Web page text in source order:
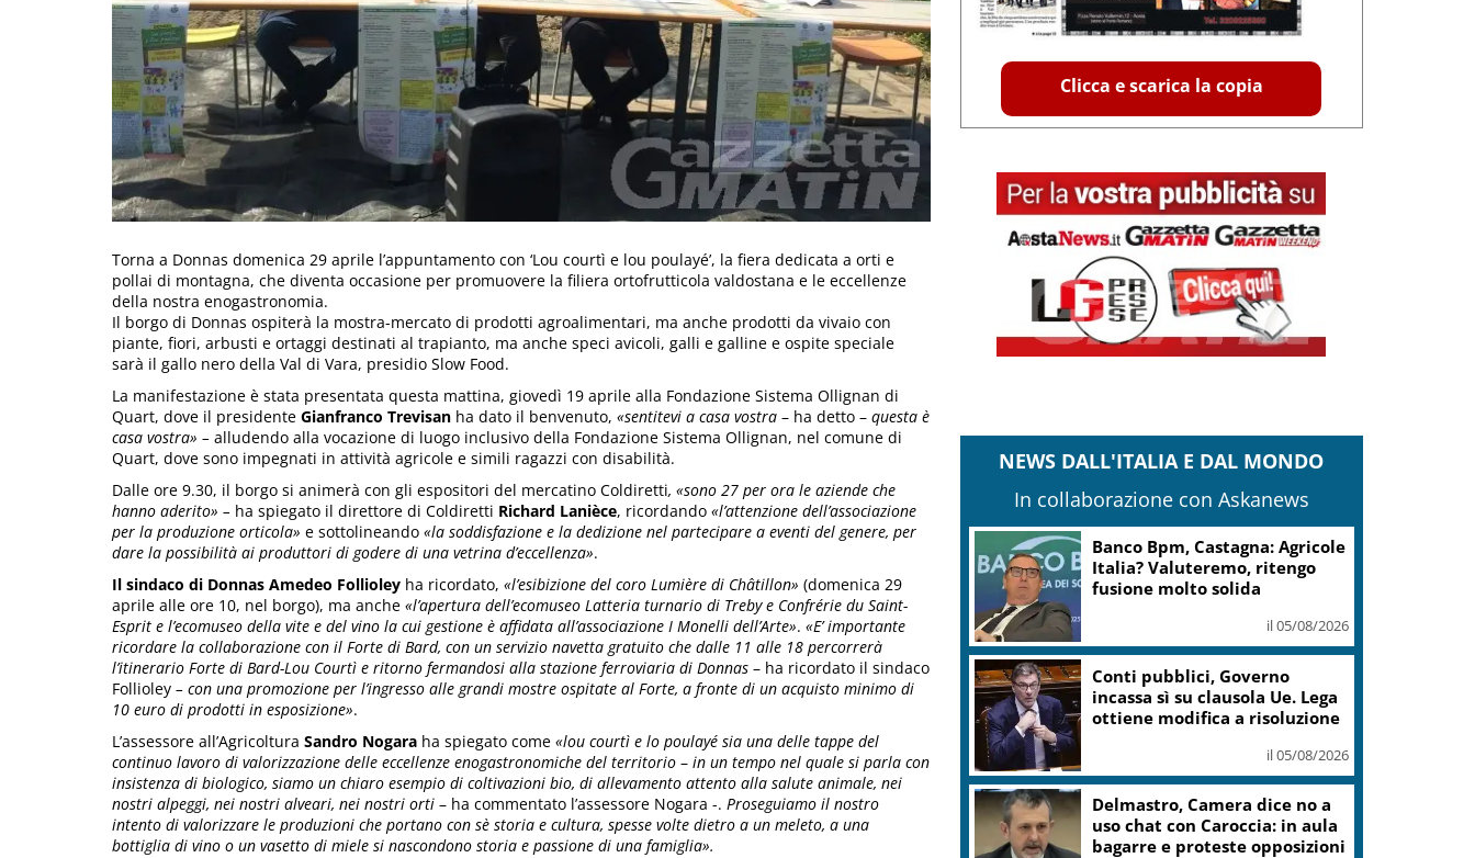
Torna a Donnas domenica 29 aprile l’appuntamento con ‘Lou courtì e lou poulayé’, la fiera dedicata a orti e
pollai di montagna, che diventa occasione per promuovere la filiera ortofrutticola valdostana e le eccellenze
della nostra enogastronomia.
Il borgo di Donnas ospiterà la mostra-mercato di prodotti agroalimentari, ma anche prodotti da vivaio con
piante, fiori, arbusti e ortaggi destinati al trapianto, ma anche speci avicoli, galli e galline e ospite speciale
sarà il gallo nero della Val di Vara, presidio Slow Food.
La manifestazione è stata presentata questa mattina, giovedì 19 aprile alla Fondazione Sistema Ollignan di
Quart, dove il presidente Gianfranco Trevisan ha dato il benvenuto, «sentitevi a casa vostra – ha detto – questa è
casa vostra» – alludendo alla vocazione di luogo inclusivo della Fondazione Sistema Ollignan, nel comune di
Quart, dove sono impegnati in attività agricole e simili ragazzi con disabilità.
Dalle ore 9.30, il borgo si animerà con gli espositori del mercatino Coldiretti, «sono 27 per ora le aziende che
hanno aderito» – ha spiegato il direttore di Coldiretti Richard Lanièce, ricordando «l’attenzione dell’associazione
per la produzione orticola» e sottolineando «la soddisfazione e la dedizione nel partecipare a eventi del genere, per
dare la possibilità ai produttori di godere di una vetrina d’eccellenza».
Il sindaco di Donnas Amedeo Follioley ha ricordato, «l’esibizione del coro Lumière di Châtillon» (domenica 29
aprile alle ore 10, nel borgo), ma anche «l’apertura dell’ecomuseo Latteria turnario di Treby e Confrérie du Saint-
Esprit e l’ecomuseo della vite e del vino la cui gestione è affidata all’associazione I Monelli dell’Arte». «E’ importante
ricordare la collaborazione con il Forte di Bard, con un servizio navetta gratuito che dalle 11 alle 18 percorrerà
l’itinerario Forte di Bard-Lou Courtì e ritorno fermandosi alla stazione ferroviaria di Donnas – ha ricordato il sindaco
Follioley – con una promozione per l’ingresso alle grandi mostre ospitate al Forte, a fronte di un acquisto minimo di
10 euro di prodotti in esposizione».
L’assessore all’Agricoltura Sandro Nogara ha spiegato come «lou courtì e lo poulayé sia una delle tappe del
continuo lavoro di valorizzazione delle eccellenze enogastronomiche del territorio – in un tempo nel quale si parla con
insistenza di biologico, siamo un chiaro esempio di coltivazioni bio, di allevamento attento alla salute animale, nei
nostri alpeggi, nei nostri alveari, nei nostri orti – ha commentato l’assessore Nogara -. Proseguiamo il nostro
intento di valorizzare le produzioni che portano con sè storia e cultura, spesse volte dietro a un meleto, a una
bottiglia di vino o un vasetto di miele si nascondono storia e passione di una famiglia».
Clicca e scarica la copia
NEWS DALL'ITALIA E DAL MONDO
In collaborazione con Askanews
Banco Bpm, Castagna: Agricole
Italia? Valuteremo, ritengo
fusione molto solida
il 05/08/2026
Conti pubblici, Governo
incassa sì su clausola Ue. Lega
ottiene modifica a risoluzione
il 05/08/2026
Delmastro, Camera dice no a
uso chat con Caroccia: in aula
bagarre e proteste opposizioni